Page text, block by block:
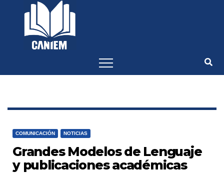
COMUNICACIÓN NOTICIAS
Grandes Modelos de Lenguaje
y publicaciones académicas